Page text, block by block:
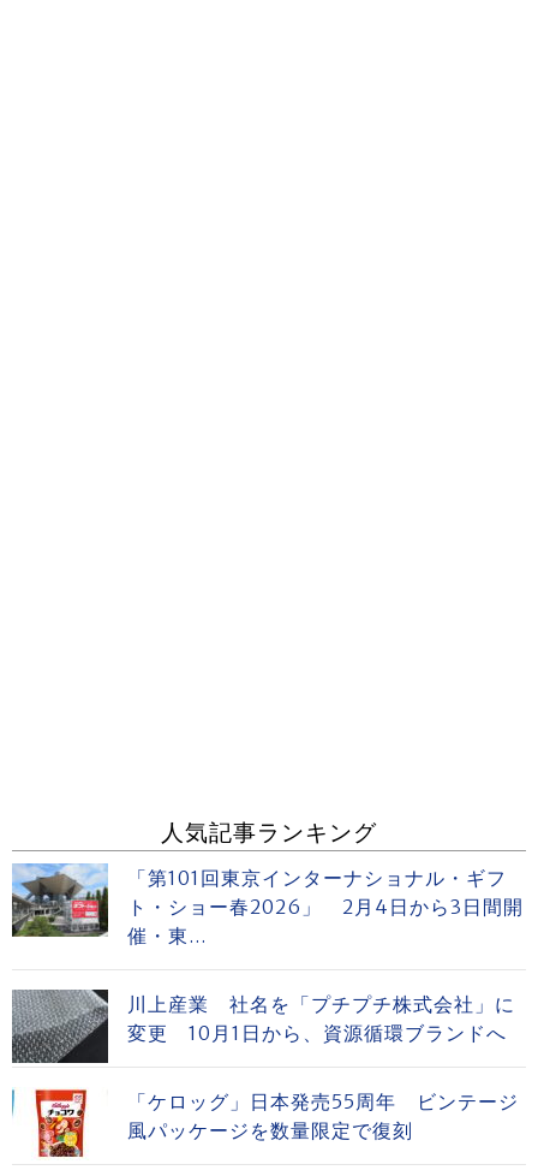
人気記事ランキング
「第101回東京インターナショナル・ギフ
ト・ショー春2026」 2月4日から3日間開
催・東...
川上産業 社名を「プチプチ株式会社」に
変更 10月1日から、資源循環ブランドへ
「ケロッグ」日本発売55周年 ビンテージ
風パッケージを数量限定で復刻